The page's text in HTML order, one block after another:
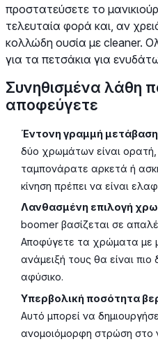
προστατεύσετε το
τελευταία φορά και, αν
κολλώδη ουσία με cleaner.
για τα πετσάκια για
Συνηθισμένα λάθη
αποφεύγετε
Έντονη γραμμή
δύο χρωμάτων είναι ορατή,
ταμπονάρατε αρκετά ή
κίνηση πρέπει να είναι
Λανθασμένη επιλογή
boomer βασίζεται σε
Αποφύγετε τα χρώματα με
ανάμειξή τους θα είναι
αφύσικο.
Υπερβολική ποσότητα
Αυτό μπορεί να
ανομοιόμορφη στρώση στο